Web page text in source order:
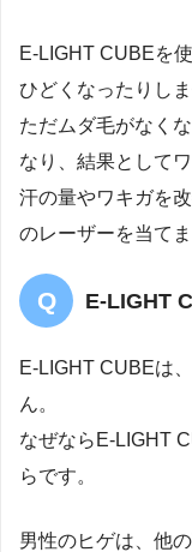
E-LIGHT CUBEを
ひどくなったりしま
ただムダ毛がなく
なり、結果として
汗の量やワキガを
のレーザーを当てま
E-LIGHT
E-LIGHT CUBEは
ん。
なぜならE-LIGHT
らです。
男性のヒゲは、他